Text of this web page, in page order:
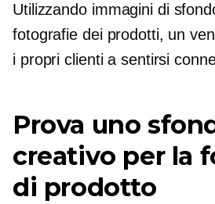
Utilizzando immagini di
fotografie dei prodotti, un
i propri clienti a sentirsi
Prova uno
creativo per la
di prodotto